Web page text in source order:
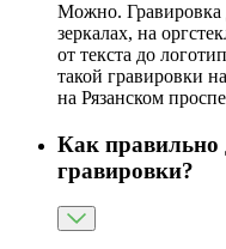
Можно. Гравировка
зеркалах, на
от текста до
такой гравировки
на Рязанском
Как правильно
гравировки?